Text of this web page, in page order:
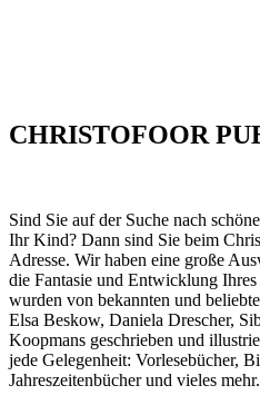
CHRISTOFOOR
Sind Sie auf der Suche nach
Ihr Kind? Dann sind Sie beim
Adresse. Wir haben eine große
die Fantasie und Entwicklung
wurden von bekannten und
Elsa Beskow, Daniela Drescher,
Koopmans geschrieben und
jede Gelegenheit: Vorlesebücher,
Jahreszeitenbücher und vieles mehr.